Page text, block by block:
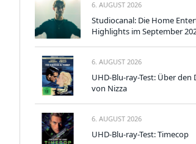
6. AUGUST 2026
Studiocanal: Die Home
Highlights im September
6. AUGUST 2026
UHD-Blu-ray-Test: Über den
von Nizza
6. AUGUST 2026
UHD-Blu-ray-Test: Timecop